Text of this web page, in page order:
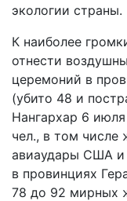
экологии страны.
К наиболее
отнести
церемоний в
(убито 48 и
Нангархар 6
чел., в том
авиаудары США и
в провинциях
78 до 92 мирных